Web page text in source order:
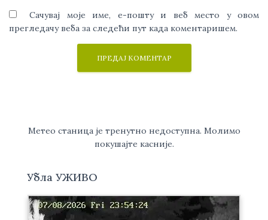
Сачувај моје име, е-пошту и веб место у овом
прегледачу веба за следећи пут када коментаришем.
Метео станица је тренутно недоступна. Молимо
покушајте касније.
Убла УЖИВО